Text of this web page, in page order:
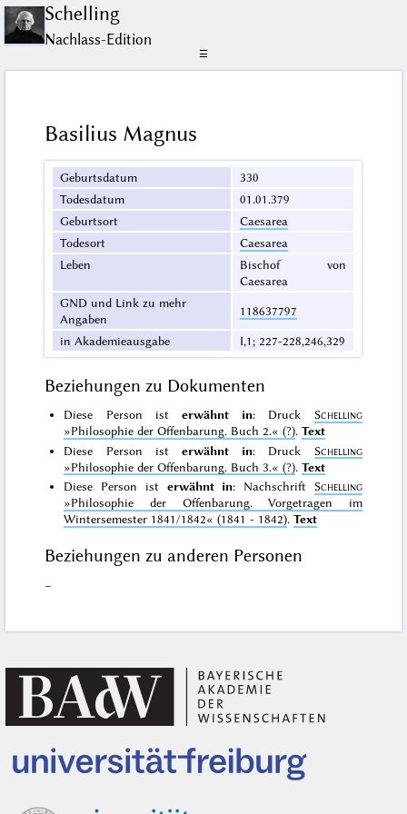
Schelling
Nachlass-Edition
☰
Basilius Magnus
Geburtsdatum
330
Todesdatum
01.01.379
Geburtsort
Caesarea
Todesort
Caesarea
Leben
Bischof von
Caesarea
GND und Link zu mehr
Angaben
118637797
in Akademieausgabe I,1; 227-228,246,329
Beziehungen zu Dokumenten
Diese Person ist erwähnt in: Druck Schelling
»Philosophie der Offenbarung. Buch 2.« (?).Text
Diese Person ist erwähnt in: Druck Schelling
»Philosophie der Offenbarung. Buch 3.« (?).Text
Diese Person ist erwähnt in: Nachschrift Schelling
»Philosophie der Offenbarung. Vorgetragen im
Wintersemester 1841/1842« (1841 - 1842).Text
Beziehungen zu anderen Personen
–